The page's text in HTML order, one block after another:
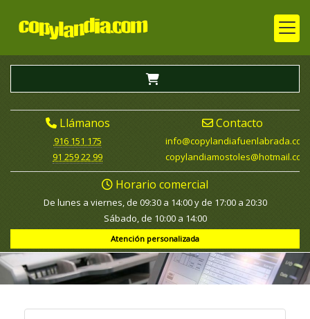
Llámanos
916 151 175
91 259 22 99
Contacto
info
copylandiafuenlabrada.com
copylandiamostoles
hotmail.com
Horario comercial
De lunes a viernes, de 09:30 a 14:00 y de 17:00 a 20:30
Sábado, de 10:00 a 14:00
Atención personalizada